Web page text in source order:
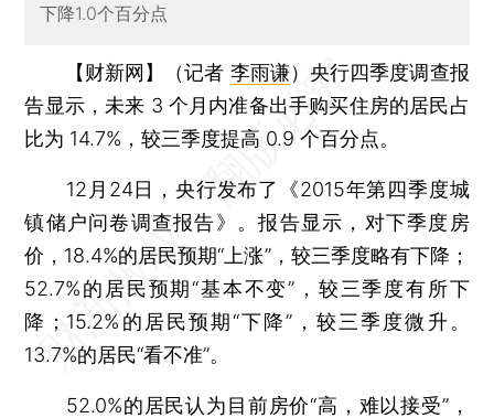
下降1.0个百分点
【财新网】（记者 李雨谦） 央行四季度调查报
告显示，未来 3 个月内准备出手购买住房的居民占
比为 14.7%，较三季度提高 0.9 个百分点。
12月24日，央行发布了《2015年第四季度城
镇储户问卷调查报告》。报告显示，对下季度房
价，18.4%的居民预期“上涨”，较三季度略有下降；
52.7%的居民预期“基本不变”，较三季度有所下
降；15.2%的居民预期“下降”，较三季度微升。
13.7%的居民“看不准”。
52.0%的居民认为目前房价“高，难以接受”，